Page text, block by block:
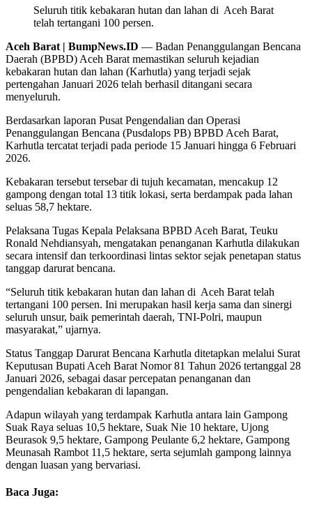
Seluruh titik kebakaran hutan dan lahan di Aceh Barat
telah tertangani 100 persen.
Aceh Barat | BumpNews.ID — Badan Penanggulangan Bencana
Daerah (BPBD) Aceh Barat memastikan seluruh kejadian
kebakaran hutan dan lahan (Karhutla) yang terjadi sejak
pertengahan Januari 2026 telah berhasil ditangani secara
menyeluruh.
Berdasarkan laporan Pusat Pengendalian dan Operasi
Penanggulangan Bencana (Pusdalops PB) BPBD Aceh Barat,
Karhutla tercatat terjadi pada periode 15 Januari hingga 6 Februari
2026.
Kebakaran tersebut tersebar di tujuh kecamatan, mencakup 12
gampong dengan total 13 titik lokasi, serta berdampak pada lahan
seluas 58,7 hektare.
Pelaksana Tugas Kepala Pelaksana BPBD Aceh Barat, Teuku
Ronald Nehdiansyah, mengatakan penanganan Karhutla dilakukan
secara intensif dan terkoordinasi lintas sektor sejak penetapan status
tanggap darurat bencana.
“Seluruh titik kebakaran hutan dan lahan di Aceh Barat telah
tertangani 100 persen. Ini merupakan hasil kerja sama dan sinergi
seluruh unsur, baik pemerintah daerah, TNI-Polri, maupun
masyarakat,” ujarnya.
Status Tanggap Darurat Bencana Karhutla ditetapkan melalui Surat
Keputusan Bupati Aceh Barat Nomor 81 Tahun 2026 tertanggal 28
Januari 2026, sebagai dasar percepatan penanganan dan
pengendalian kebakaran di lapangan.
Adapun wilayah yang terdampak Karhutla antara lain Gampong
Suak Raya seluas 10,5 hektare, Suak Nie 10 hektare, Ujong
Beurasok 9,5 hektare, Gampong Peulante 6,2 hektare, Gampong
Meunasah Rambot 11,5 hektare, serta sejumlah gampong lainnya
dengan luasan yang bervariasi.
Baca Juga: